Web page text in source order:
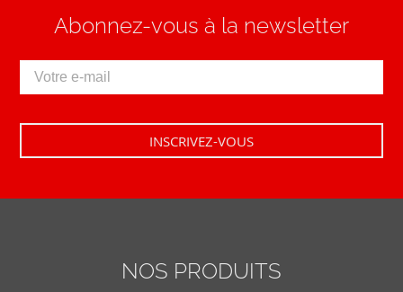
Abonnez-vous à la newsletter
NOS PRODUITS